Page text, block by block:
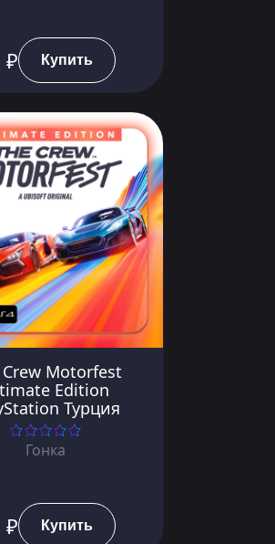
₽ Купить
Crew Motorfest
Edition
Турция
Гонка
₽ Купить